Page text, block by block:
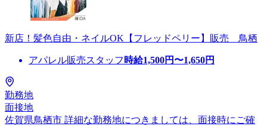
新店！髪色自由・ネイルOK【フレッドペリー】販売 鳥栖
アパレル販売スタッフ 時給1,500円〜1,650円
勤務地
面接地
佐賀県鳥栖市 詳細な勤務地につきましては、面接時にご確